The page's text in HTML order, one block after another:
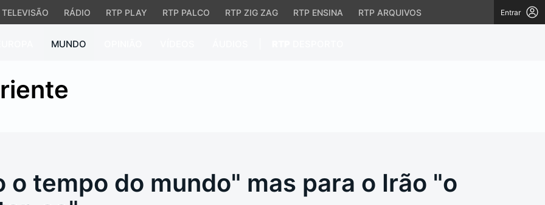
TELEVISÃO RÁDIO RTP PLAY RTP PALCO RTP ZIG ZAG RTP ENSINA RTP ARQUIVOS Entrar
MUNDO
tempo do mundo" mas para o Irão "o
tempo do mundo" mas para o Irão "o